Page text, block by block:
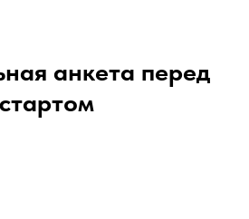
анкета перед
стартом